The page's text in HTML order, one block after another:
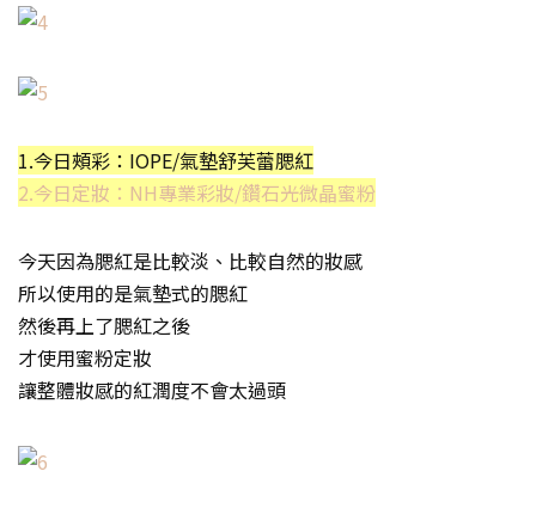
1.今日頰彩：IOPE/氣墊舒芙蕾腮紅
2.今日定妝：NH專業彩妝/鑽石光微晶蜜粉
今天因為腮紅是比較淡、比較自然的妝感
所以使用的是氣墊式的腮紅
然後再上了腮紅之後
才使用蜜粉定妝
讓整體妝感的紅潤度不會太過頭